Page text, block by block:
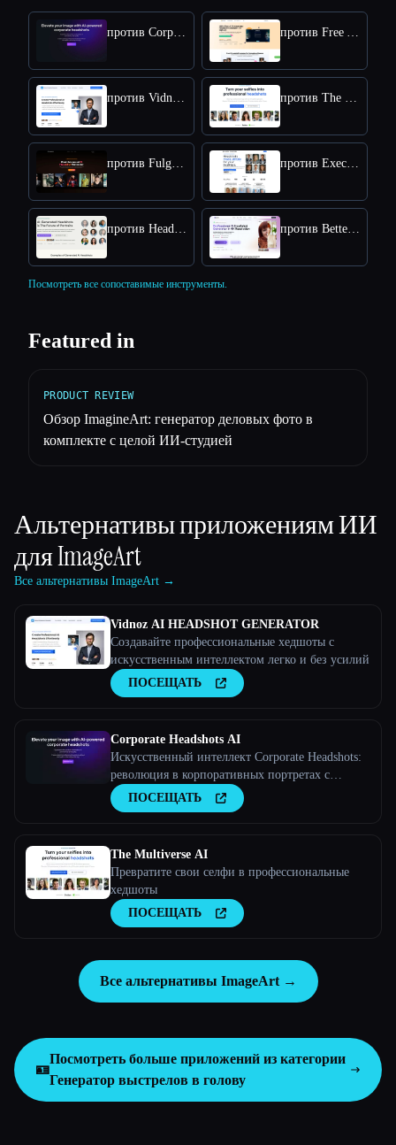
против Corporate Headshots AI против Free AI Headshot Generator | Supawork AI
против Vidnoz AI HEADSHOT GENERATOR против The Multiverse AI
против Fulgent AI против Executive Headshots
против Headpix против BetterPic
Посмотреть все сопоставимые инструменты.
Featured in
PRODUCT REVIEW
Обзор ImagineArt: генератор деловых фото в
комплекте с целой ИИ-студией
Альтернативы приложениям ИИ
дляImageArt
Все альтернативы ImageArt →
Vidnoz AI HEADSHOT GENERATOR
Создавайте профессиональные хедшоты с
искусственным интеллектом легко и без усилий
ПОСЕЩАТЬ
Corporate Headshots AI
Искусственный интеллект Corporate Headshots:
революция в корпоративных портретах с
помощью искусственного интеллекта
ПОСЕЩАТЬ
The Multiverse AI
Превратите свои селфи в профессиональные
хедшоты
ПОСЕЩАТЬ
Все альтернативы ImageArt →
🪪
Посмотреть больше приложений из категории
Генератор выстрелов в голову